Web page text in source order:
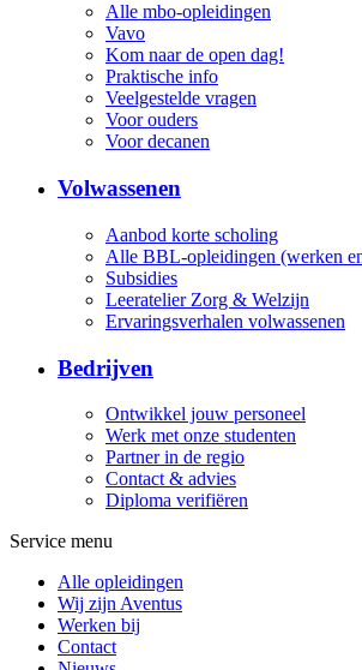
Alle mbo-opleidingen
Vavo
Kom naar de open dag!
Praktische info
Veelgestelde vragen
Voor ouders
Voor decanen
Volwassenen
Aanbod korte scholing
Alle BBL-opleidingen (werken
Subsidies
Leeratelier Zorg & Welzijn
Ervaringsverhalen volwassenen
Bedrijven
Ontwikkel jouw personeel
Werk met onze studenten
Partner in de regio
Contact & advies
Diploma verifiëren
Service menu
Alle opleidingen
Wij zijn Aventus
Werken bij
Contact